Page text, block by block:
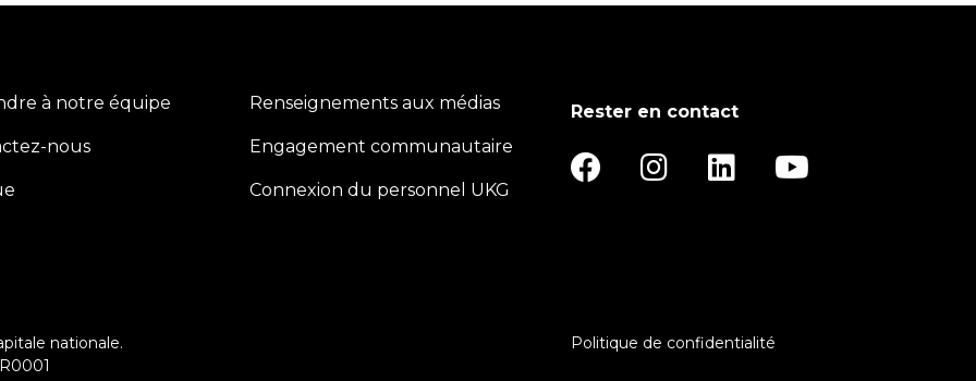
à notre équipe
nous
Center
Renseignements aux médias
Engagement communautaire
Connexion du personnel UKG
Rester en contact
nationale.
Footer
Politique de confidentialité